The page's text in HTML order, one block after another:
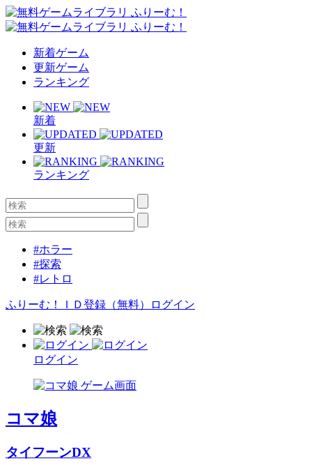
新着ゲーム
更新ゲーム
ランキング
新着
更新
ランキング
#ホラー
#探索
#レトロ
ふりーむ！ＩＤ登録（無料） ログイン
ログイン
コマ娘
タイフーンDX